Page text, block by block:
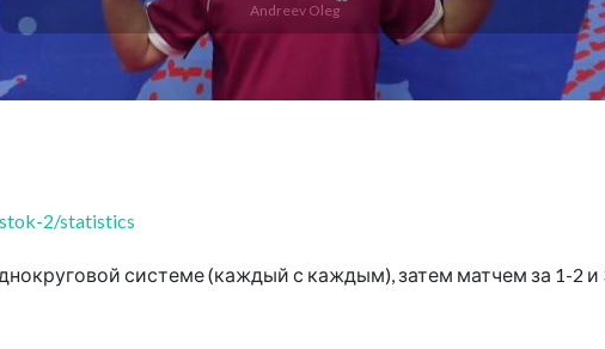
Andreev Oleg
2/statistics
системе (каждый с каждым), затем матчем за 1-2 и